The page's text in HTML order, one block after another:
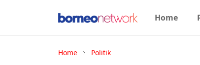
Home
Home Politik